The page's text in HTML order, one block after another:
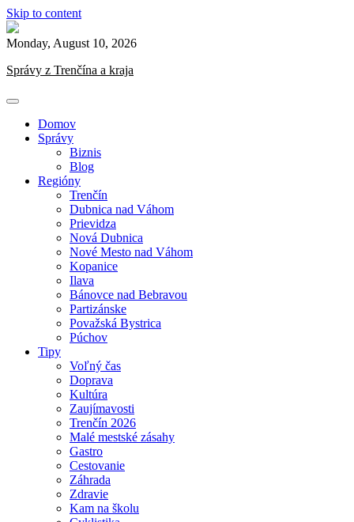
Skip to content
Monday, August 10, 2026
Správy z Trenčína a kraja
Domov
Správy
Biznis
Blog
Regióny
Trenčín
Dubnica nad Váhom
Prievidza
Nová Dubnica
Nové Mesto nad Váhom
Kopanice
Ilava
Bánovce nad Bebravou
Partizánske
Považská Bystrica
Púchov
Tipy
Voľný čas
Doprava
Kultúra
Zaujímavosti
Trenčín 2026
Malé mestské zásahy
Gastro
Cestovanie
Záhrada
Zdravie
Kam na školu